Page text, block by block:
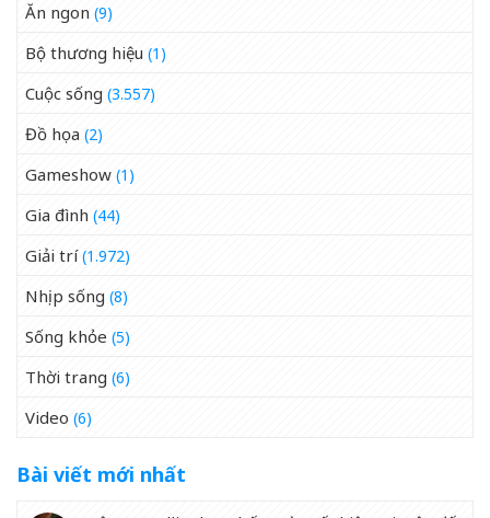
Ăn ngon (9)
Bộ thương hiệu (1)
Cuộc sống (3.557)
Đồ họa (2)
Gameshow (1)
Gia đình (44)
Giải trí(1.972)
Nhịp sống (8)
Sống khỏe (5)
Thời trang (6)
Video (6)
Bài viết mới nhất